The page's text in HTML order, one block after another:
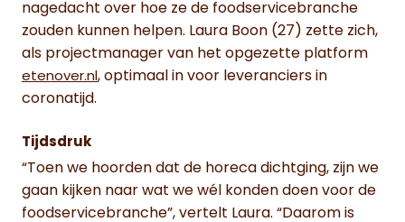
nagedacht over hoe ze de foodservicebranche
zouden kunnen helpen. Laura Boon (27) zette zich,
als projectmanager van het opgezette platform
etenover.nl , optimaal in voor leveranciers in
coronatijd.
Tijdsdruk
“Toen we hoorden dat de horeca dichtging, zijn we
gaan kijken naar wat we wél konden doen voor de
foodservicebranche”, vertelt Laura. “Daarom is